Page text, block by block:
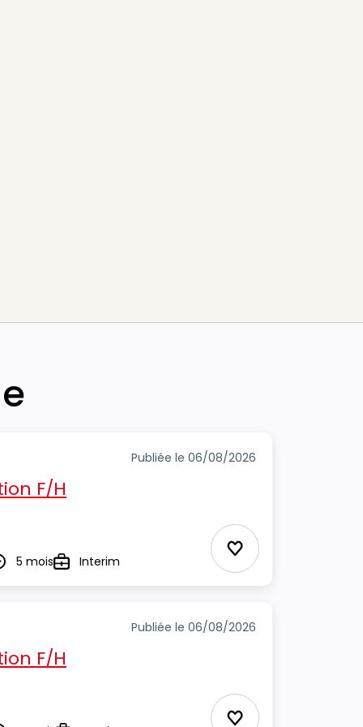
Publiée le 06/08/2026
F/H
5 moisTypeInterim Ajouter aux
Publiée le 06/08/2026
F/H